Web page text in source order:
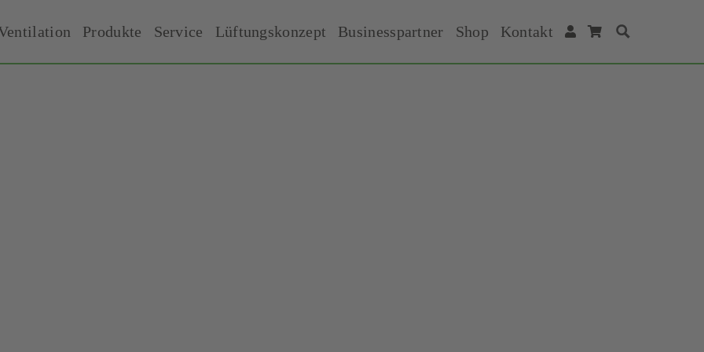
Produkte Service Lüftungskonzept Businesspartner Shop Kontakt